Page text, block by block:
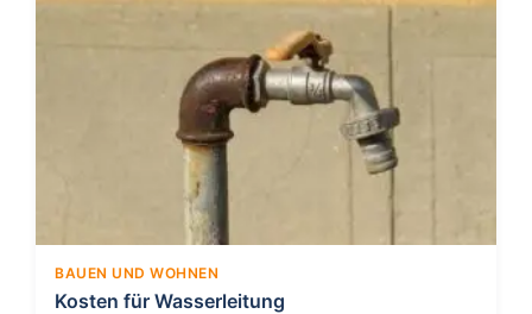
BAUEN UND WOHNEN
Kosten für Wasserleitung